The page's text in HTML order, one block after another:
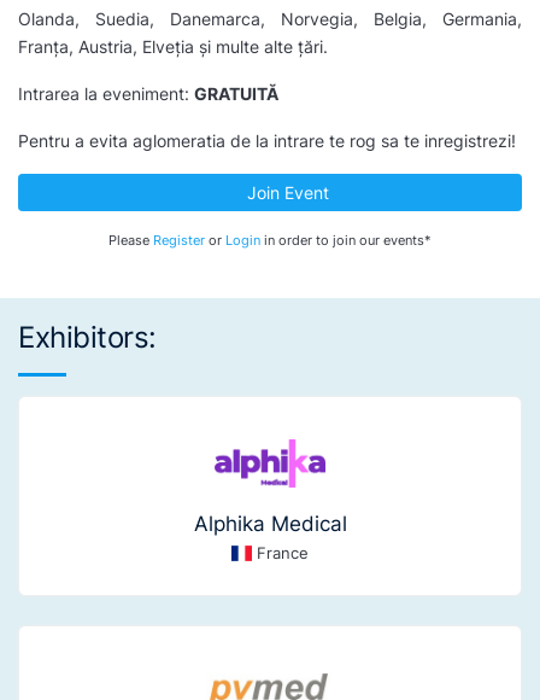
Olanda, Suedia, Danemarca, Norvegia, Belgia, Germania,
Franța, Austria, Elveția și multe alte țări.
Intrarea la eveniment: GRATUITĂ
Pentru a evita aglomeratia de la intrare te rog sa te inregistrezi!
Join Event
Please Register or Login in order to join our events*
Exhibitors:
Alphika Medical
France